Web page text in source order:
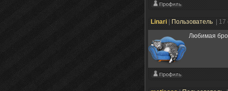
Linari Пользователь
|
Любимая